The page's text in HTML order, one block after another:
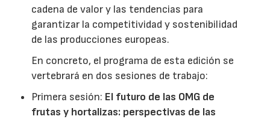
cadena de valor y las tendencias para
garantizar la competitividad y sostenibilidad
de las producciones europeas.
En concreto, el programa de esta edición se
vertebrará en dos sesiones de trabajo:
Primera sesión: El futuro de las OMG de
frutas y hortalizas: perspectivas de las